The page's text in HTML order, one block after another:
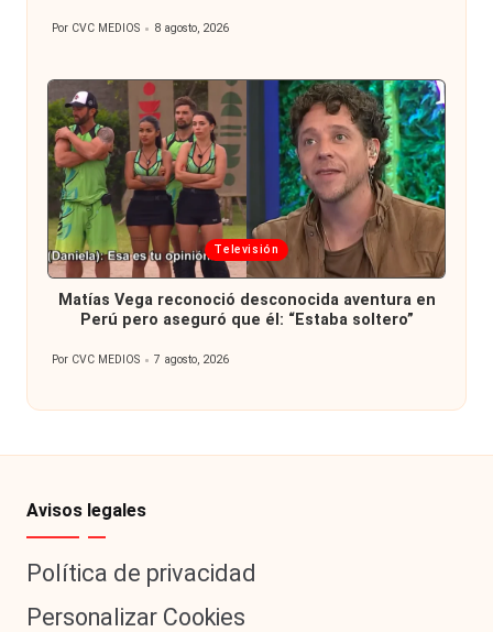
Publicado
Por CVC MEDIOS 8 agosto, 2026
Publicada
en
Televisión
Matías Vega reconoció desconocida aventura en
Perú pero aseguró que él: “Estaba soltero”
Publicado
Por CVC MEDIOS 7 agosto, 2026
Avisos legales
Política de privacidad
Personalizar Cookies